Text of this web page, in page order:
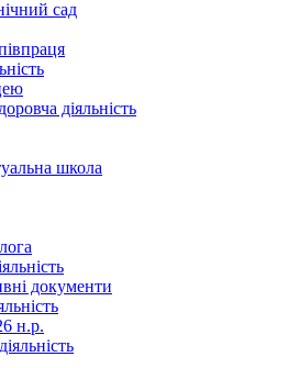
сад
діяльність
школа
документи
н.р.